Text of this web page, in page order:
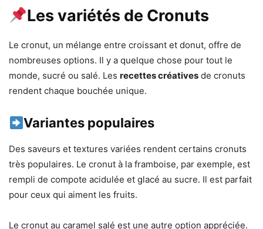
Les variétés de Cronuts
Le cronut, un mélange entre croissant et donut, offre de
nombreuses options. Il y a quelque chose pour tout le
monde, sucré ou salé. Les recettes créatives de cronuts
rendent chaque bouchée unique.
Variantes populaires
Des saveurs et textures variées rendent certains cronuts
très populaires. Le cronut à la framboise, par exemple, est
rempli de compote acidulée et glacé au sucre. Il est parfait
pour ceux qui aiment les fruits.
Le cronut au caramel salé est une autre option appréciée.